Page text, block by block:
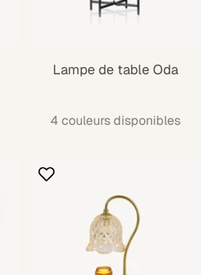
Lampe de table Oda
4 couleurs disponibles